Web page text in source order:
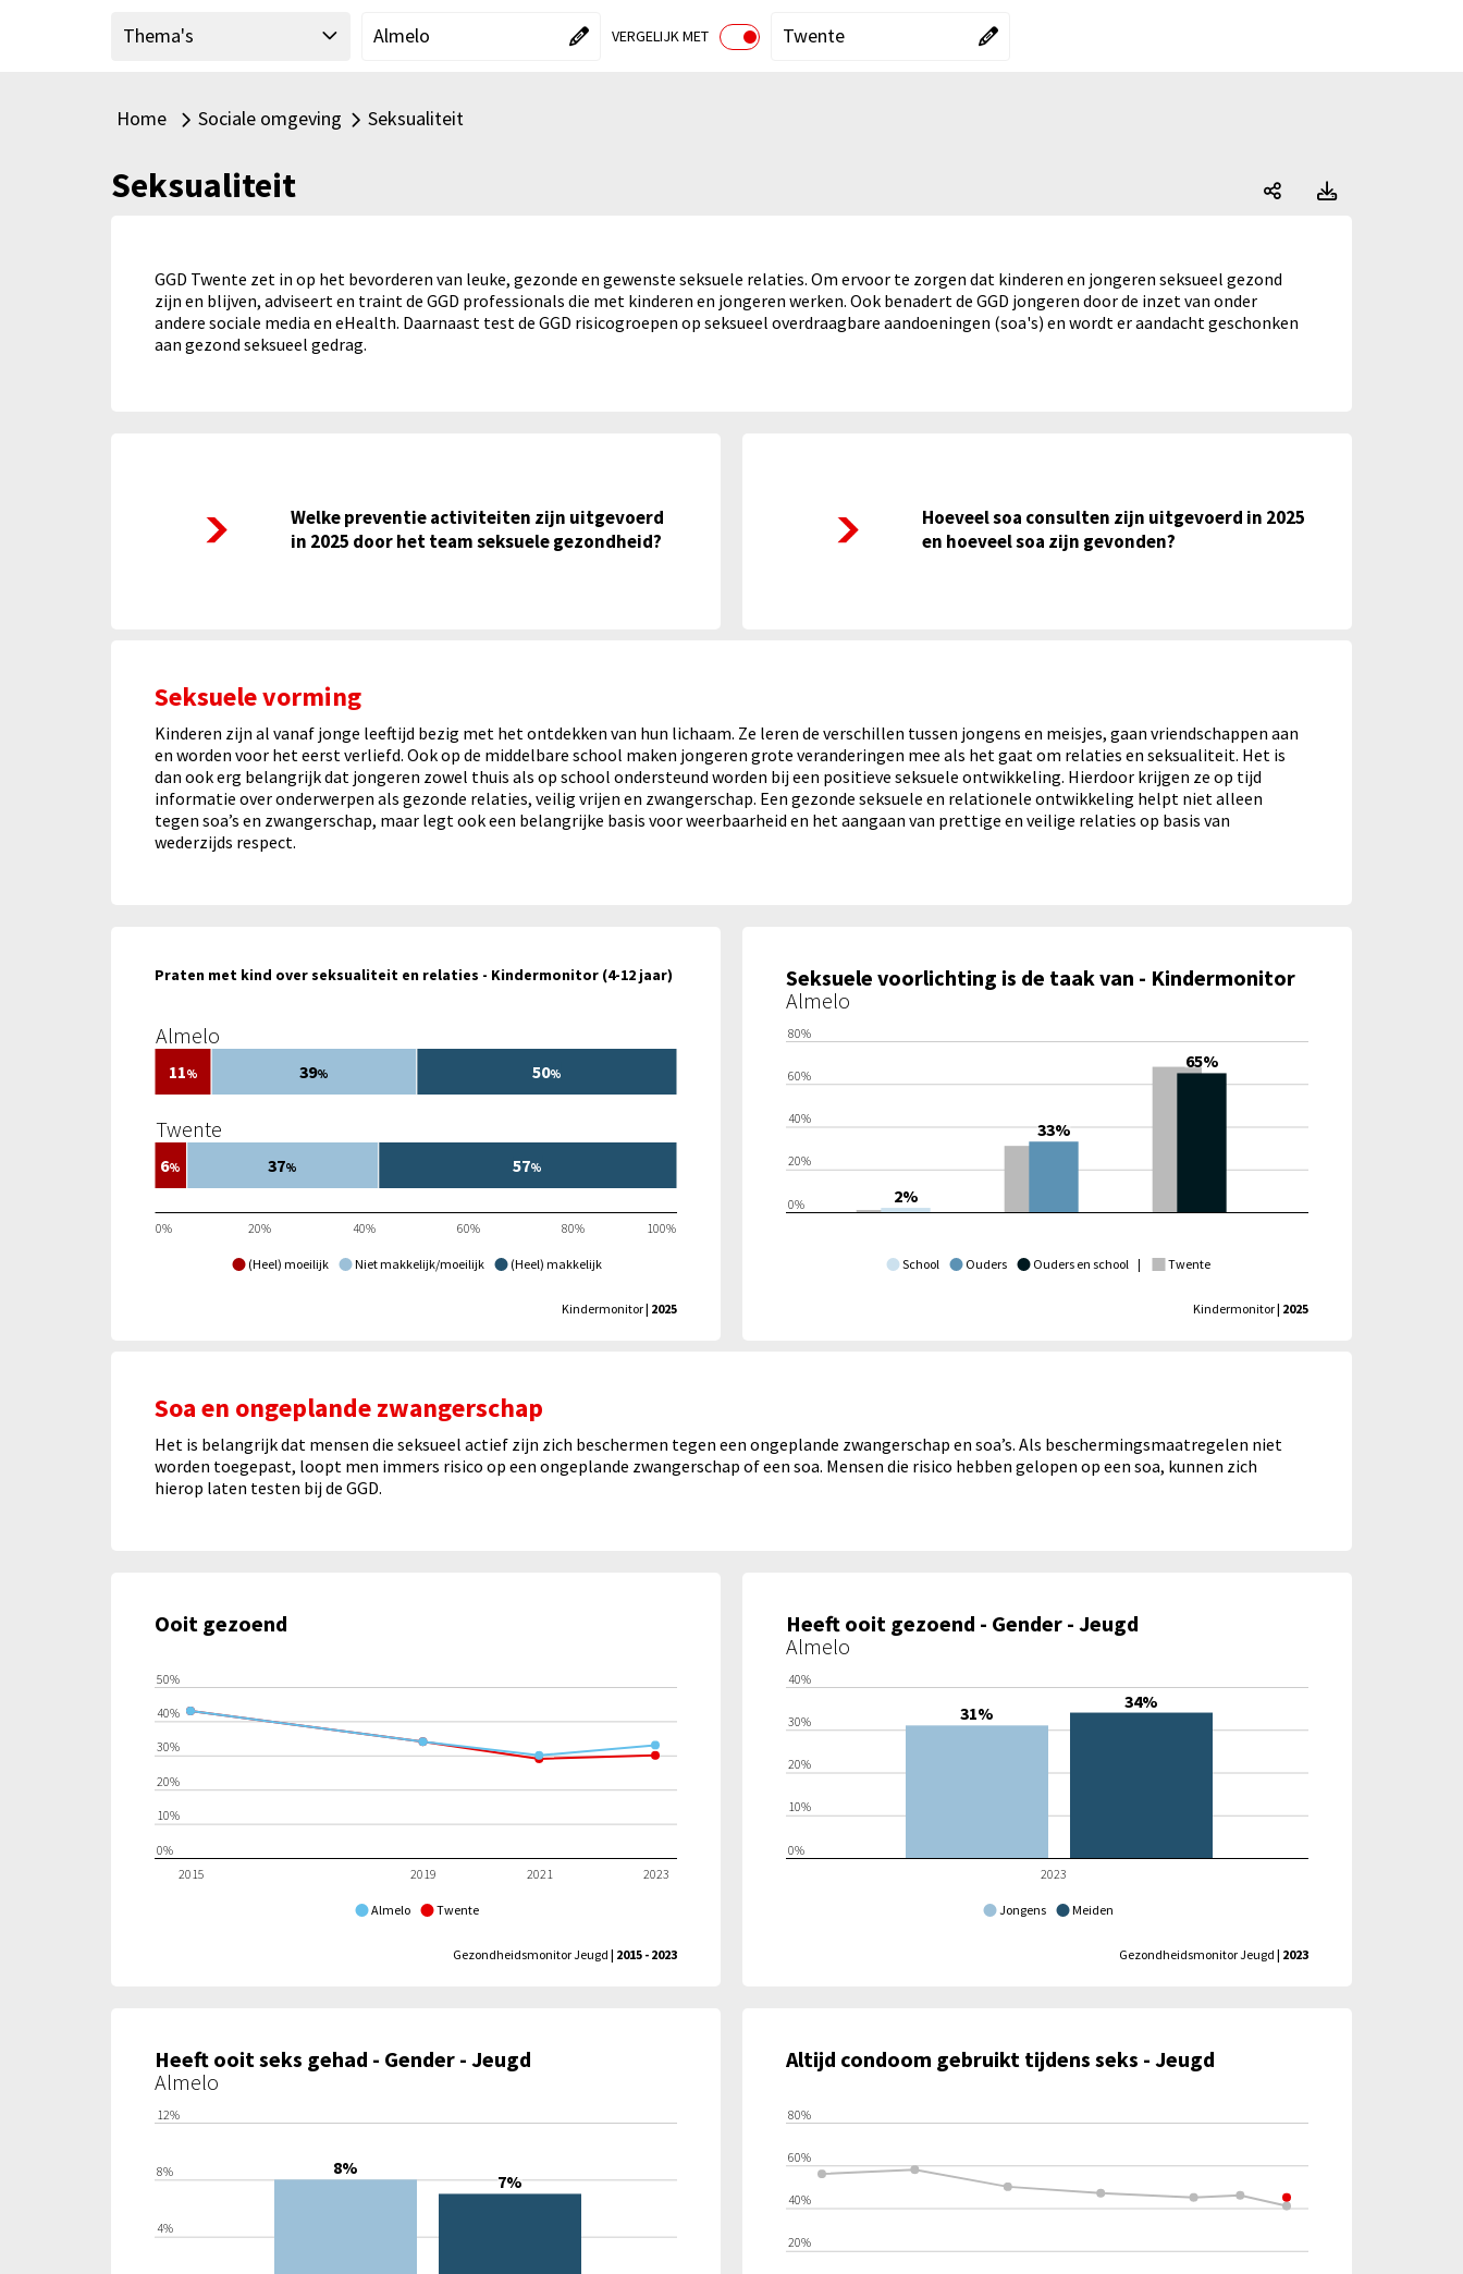
Thema's
"Kies een gebied"
"Huidige gebied":
Almelo VERGELIJK MET AAN
UIT
"Kies een vergelijking"
"Huidige vergelijking":
Twente
Home Alle thema's
Sociale omgeving Alle thema's binnen Sociale omgeving
Seksualiteit
Seksualiteit Seksualiteit, Open
Seksualiteit,
GGD Twente zet in op het bevorderen van leuke, gezonde en gewenste seksuele relaties. Om ervoor te zorgen dat kinderen en jongeren seksueel gezond
zijn en blijven, adviseert en traint de GGD professionals die met kinderen en jongeren werken. Ook benadert de GGD jongeren door de inzet van onder
andere sociale media en eHealth. Daarnaast test de GGD risicogroepen op seksueel overdraagbare aandoeningen (soa's) en wordt er aandacht geschonken
aan gezond seksueel gedrag.
Welke preventie activiteiten zijn uitgevoerd
in 2025 door het team seksuele gezondheid?
Hoeveel soa consulten zijn uitgevoerd in 2025
en hoeveel soa zijn gevonden?
Seksuele vorming
Kinderen zijn al vanaf jonge leeftijd bezig met het ontdekken van hun lichaam. Ze leren de verschillen tussen jongens en meisjes, gaan vriendschappen aan
en worden voor het eerst verliefd. Ook op de middelbare school maken jongeren grote veranderingen mee als het gaat om relaties en seksualiteit. Het is
dan ook erg belangrijk dat jongeren zowel thuis als op school ondersteund worden bij een positieve seksuele ontwikkeling. Hierdoor krijgen ze op tijd
informatie over onderwerpen als gezonde relaties, veilig vrijen en zwangerschap. Een gezonde seksuele en relationele ontwikkeling helpt niet alleen
tegen soa’s en zwangerschap, maar legt ook een belangrijke basis voor weerbaarheid en het aangaan van prettige en veilige relaties op basis van
wederzijds respect.
Praten met kind over seksualiteit en relaties - Kindermonitor (4-12 jaar)
(Heel) moeilijk Niet makkelijk/moeilijk (Heel) makkelijk
0% 20% 40% 60% 80% 100%
Twente
Almelo
6%
11%
37%
39%
57%
50%
Kindermonitor| 2025
Seksuele voorlichting is de taak van - Kindermonitor
Almelo
School Ouders Ouders en school Twente
|
0%
20%
40%
60%
80%
2%
33%
65%
Kindermonitor| 2025
Soa en ongeplande zwangerschap
Het is belangrijk dat mensen die seksueel actief zijn zich beschermen tegen een ongeplande zwangerschap en soa’s. Als beschermingsmaatregelen niet
worden toegepast, loopt men immers risico op een ongeplande zwangerschap of een soa. Mensen die risico hebben gelopen op een soa, kunnen zich
hierop laten testen bij de GGD.
Ooit gezoend
Almelo Twente
2015 2019 2021 2023
0%
10%
20%
30%
40%
50%
Gezondheidsmonitor Jeugd | 2015 - 2023
Heeft ooit seks gehad - Gender - Jeugd
Almelo
4%
8%
12%
8%
7%
Heeft ooit gezoend - Gender - Jeugd
Almelo
Jongens Meiden
2023
0%
10%
20%
30%
40%
31%
34%
Gezondheidsmonitor Jeugd | 2023
Altijd condoom gebruikt tijdens seks - Jeugd
20%
40%
60%
80%